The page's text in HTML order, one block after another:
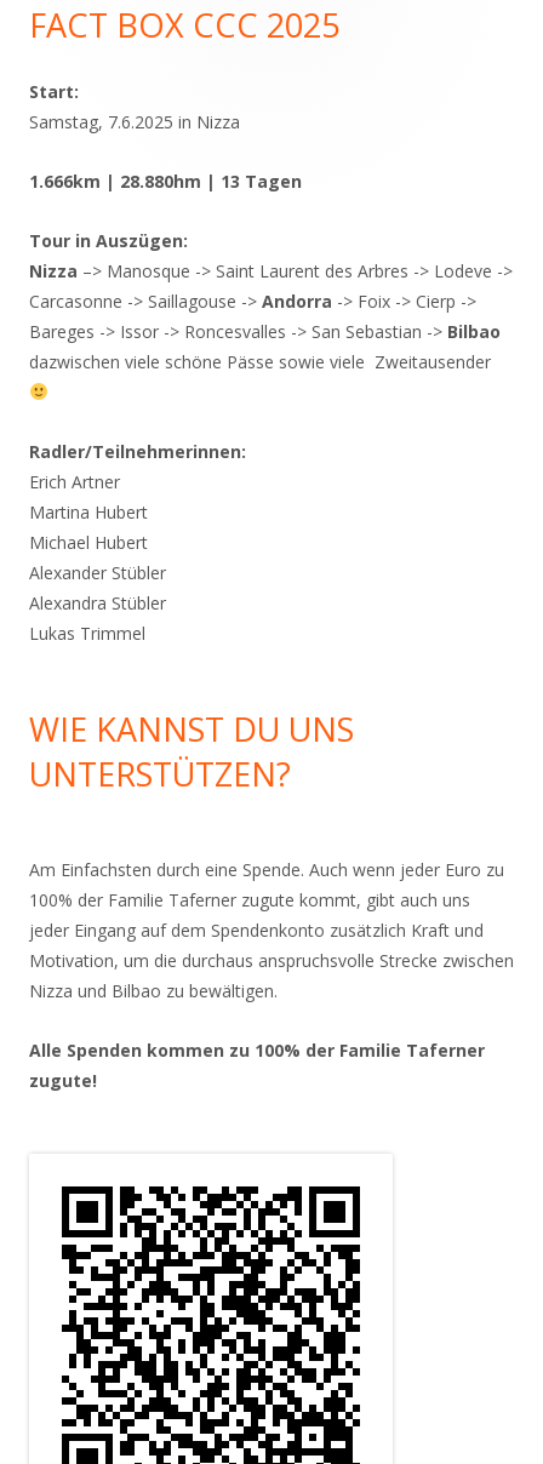
Haupt-
Seitenleiste
FACT BOX CCC 2025
Start:
Samstag, 7.6.2025 in Nizza
1.666km | 28.880hm | 13 Tagen
Tour in Auszügen:
Nizza –> Manosque -> Saint Laurent des Arbres -> Lodeve ->
Carcasonne -> Saillagouse -> Andorra -> Foix -> Cierp ->
Bareges -> Issor -> Roncesvalles -> San Sebastian -> Bilbao
dazwischen viele schöne Pässe sowie viele Zweitausender
Radler/Teilnehmerinnen:
Erich Artner
Martina Hubert
Michael Hubert
Alexander Stübler
Alexandra Stübler
Lukas Trimmel
WIE KANNST DU UNS
UNTERSTÜTZEN?
Am Einfachsten durch eine Spende. Auch wenn jeder Euro zu
100% der Familie Taferner zugute kommt, gibt auch uns
jeder Eingang auf dem Spendenkonto zusätzlich Kraft und
Motivation, um die durchaus anspruchsvolle Strecke zwischen
Nizza und Bilbao zu bewältigen.
Alle Spenden kommen zu 100% der Familie Taferner
zugute!